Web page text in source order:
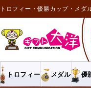
トロフィー・優勝カップ・メダ
トロフィー メダル 優